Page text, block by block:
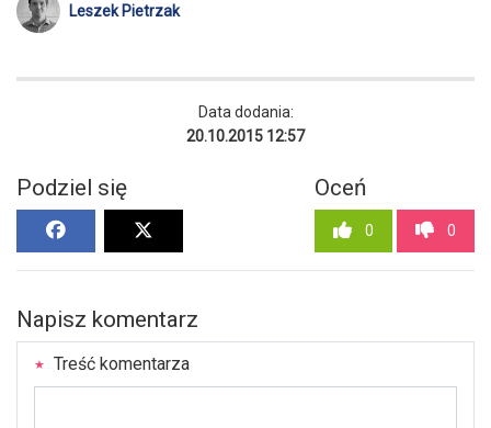
Leszek Pietrzak
Data dodania:
20.10.2015 12:57
Podziel się Oceń
0 0
Napisz komentarz
Treść komentarza